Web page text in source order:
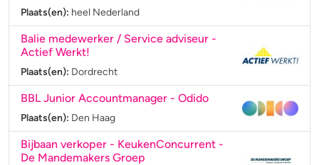
Plaats(en): heel Nederland
Balie medewerker / Service adviseur -
Actief Werkt!
Plaats(en): Dordrecht
BBL Junior Accountmanager - Odido
Plaats(en): Den Haag
Bijbaan verkoper - KeukenConcurrent -
De Mandemakers Groep